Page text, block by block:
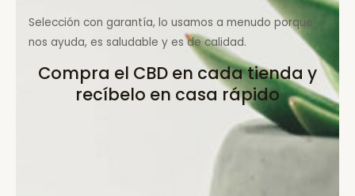
Selección con garantía, lo usamos a menudo porque
nos ayuda, es saludable y es de calidad.
Compra el CBD en cada tienda y
recíbelo en casa rápido